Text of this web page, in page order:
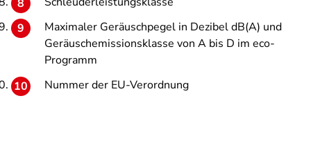
Maximaler Geräuschpegel in Dezibel dB(A) und
Geräuschemissionsklasse von A bis D im eco-
Programm
Nummer der EU-Verordnung